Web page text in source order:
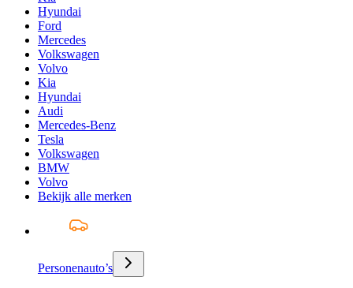
Hyundai
Ford
Mercedes
Volkswagen
Volvo
Kia
Hyundai
Audi
Mercedes-Benz
Tesla
Volkswagen
BMW
Volvo
Bekijk alle merken
Personenauto’s